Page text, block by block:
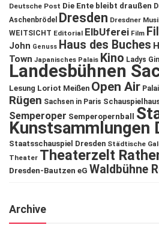
Deutsche Post Die Ente bleibt draußen
Aschenbrödel
Dresden Dresdner
WEITSICHT Editorial ElbUferei Film
John Genuss Haus des Buches
Town Japanisches Palais Kino Ladys
Landesbühnen
Lesung Loriot Meißen Open Air
Rügen Sachsen in Paris
Semperoper Semperopernball
Kunstsammlungen
Staatsschauspiel Dresden Städtische
Theater Theaterzelt
Dresden-Bautzen eG Waldbühne
Archive